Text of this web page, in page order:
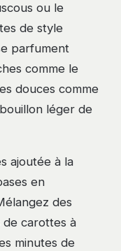
ou le
de style
parfument
comme le
douces comme
léger de
ajoutée à la
en
des
de carottes à
minutes de